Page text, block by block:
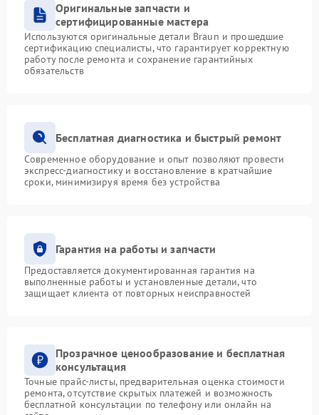
Оригинальные запчасти и
сертифицированные мастера
Используются оригинальные детали Braun и прошедшие
сертификацию специалисты, что гарантирует корректную
работу после ремонта и сохранение гарантийных
обязательств
Бесплатная диагностика и быстрый ремонт
Современное оборудование и опыт позволяют провести
экспресс-диагностику и восстановление в кратчайшие
сроки, минимизируя время без устройства
Гарантия на работы и запчасти
Предоставляется документированная гарантия на
выполненные работы и установленные детали, что
защищает клиента от повторных неисправностей
Прозрачное ценообразование и бесплатная
консультация
Точные прайс-листы, предварительная оценка стоимости
ремонта, отсутствие скрытых платежей и возможность
бесплатной консультации по телефону или онлайн на